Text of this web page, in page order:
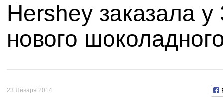
Hershey заказала
нового
23 Января 2014